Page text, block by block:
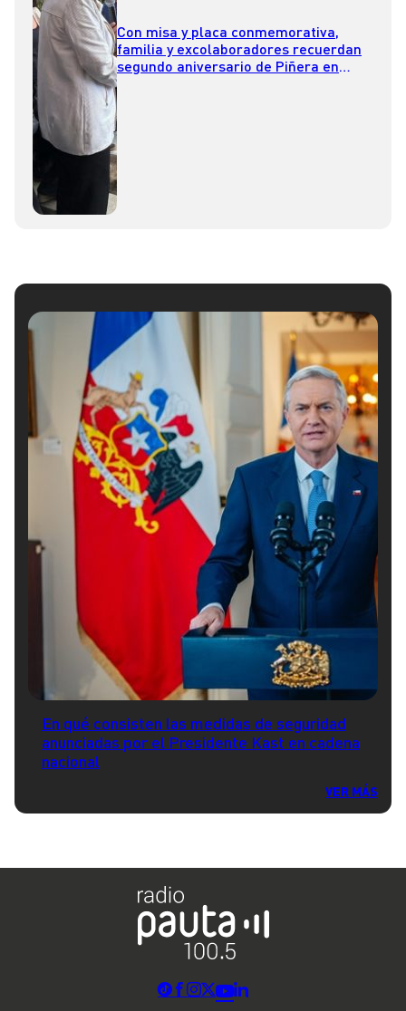
Con misa y placa conmemorativa,
familia y excolaboradores recuerdan
segundo aniversario de Piñera en
En qué consisten las medidas de seguridad
anunciadas por el Presidente Kast en cadena
nacional
VER MÁS